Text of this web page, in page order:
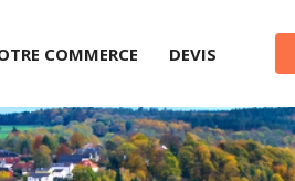
COMMERCE DEVIS